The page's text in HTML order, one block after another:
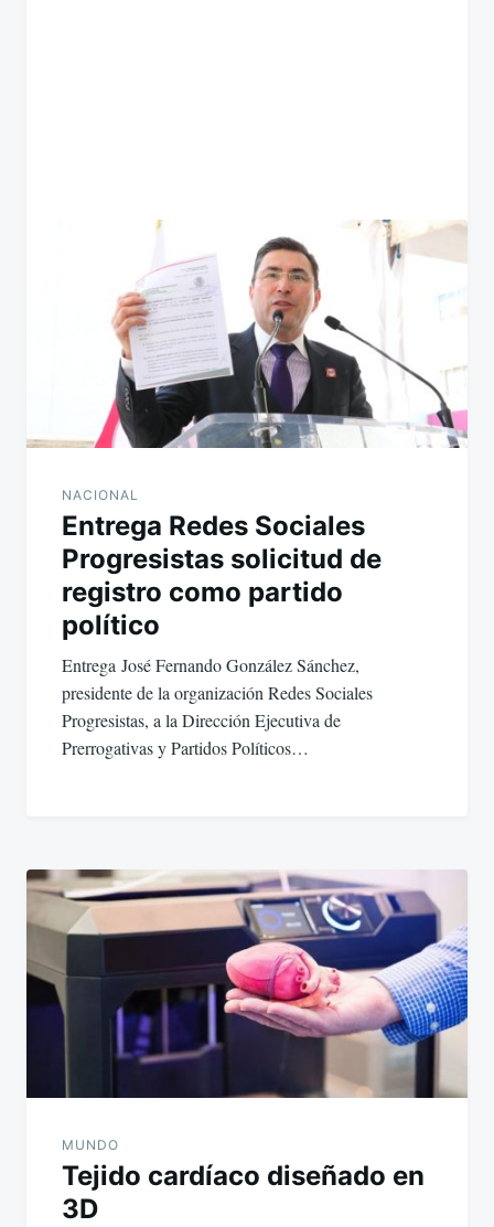
NACIONAL
Entrega Redes Sociales
Progresistas solicitud de
registro como partido
político
Entrega José Fernando González Sánchez,
presidente de la organización Redes Sociales
Progresistas, a la Dirección Ejecutiva de
Prerrogativas y Partidos Políticos…
MUNDO
Tejido cardíaco diseñado en
3D